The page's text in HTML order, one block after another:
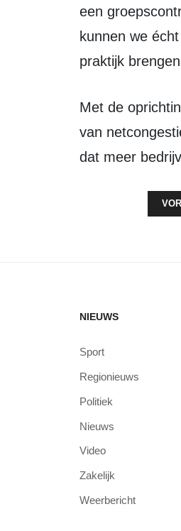
een
kunnen we
praktijk
Met de oprichting van ECHT zet Zeewolde een belangrijke stap in het aanpakken
van
dat meer
NIEUWS
Sport
Regionieuws
Politiek
Nieuws
Video
Zakelijk
Weerbericht